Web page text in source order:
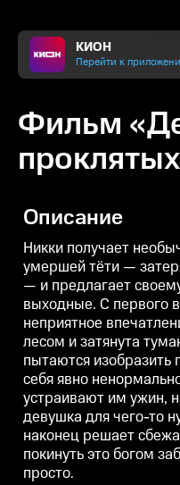
КИОН
Перейти к
Фильм
Описание
Никки получает
умершей тёти —
— и предлагает
выходные. С первого
неприятное
лесом и затянута
пытаются изобразить
себя явно
устраивают им ужин,
девушка для чего-то
наконец решает
покинуть это богом
просто.